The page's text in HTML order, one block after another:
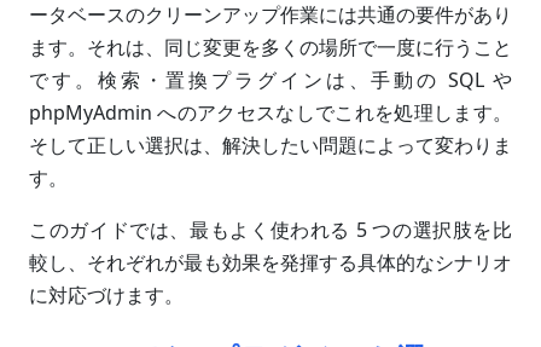
ータベースのクリーンアップ作業には共通の要件があり
ます。それは、同じ変更を多くの場所で一度に行うこと
です。検索・置換プラグインは、手動の SQL や
phpMyAdmin へのアクセスなしでこれを処理します。
そして正しい選択は、解決したい問題によって変わりま
す。
このガイドでは、最もよく使われる 5 つの選択肢を比
較し、それぞれが最も効果を発揮する具体的なシナリオ
に対応づけます。